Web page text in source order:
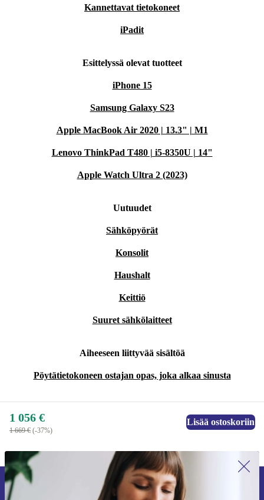
Kannettavat tietokoneet
iPadit
Esittelyssä olevat tuotteet
iPhone 15
Samsung Galaxy S23
Apple MacBook Air 2020 | 13.3" | M1
Lenovo ThinkPad T480 | i5-8350U | 14"
Apple Watch Ultra 2 (2023)
Uutuudet
Sähköpyörät
Konsolit
Haushalt
Keittiö
Suuret sähkölaitteet
Aiheeseen liittyvää sisältöä
Pöytätietokoneen ostajan opas, joka alkaa sinusta
1 056 €
1 669 € (-37%)
Lisää ostoskoriin
Liity ensimmäistä kertaa uutiskirjeen